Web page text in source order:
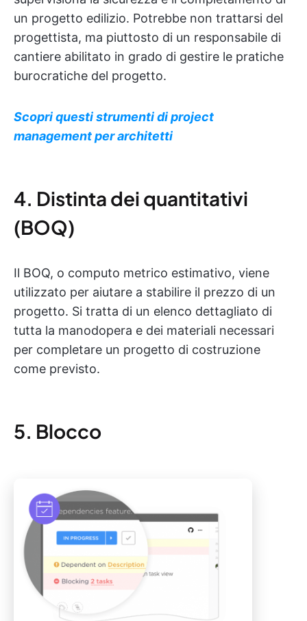
un progetto edilizio. Potrebbe non trattarsi del
progettista, ma piuttosto di un responsabile di
cantiere abilitato in grado di gestire le pratiche
burocratiche del progetto.
Scopri questi strumenti di project
management per architetti
4. Distinta dei quantitativi
(BOQ)
Il BOQ, o computo metrico estimativo, viene
utilizzato per aiutare a stabilire il prezzo di un
progetto. Si tratta di un elenco dettagliato di
tutta la manodopera e dei materiali necessari
per completare un progetto di costruzione
come previsto.
5. Blocco